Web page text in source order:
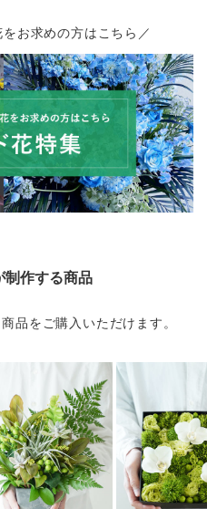
お求めの方はこちら／
作する商品
品をご購入いただけます。